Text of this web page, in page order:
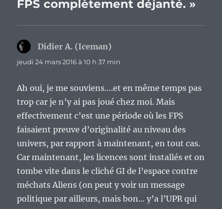
FPS complètement déjanté. »
Didier A. (Iceman)
jeudi 24 mars 2016 à 10 h 37 min
Ah oui, je me souviens….et en même temps pas
trop car je n’y ai pas joué chez moi. Mais
effectivement c’est une période où les FPS
faisaient preuve d’originalité au niveau des
univers, par rapport à maintenant, en tout cas.
Car maintenant, les licences sont installés et on
tombe vite dans le cliché GI de l’espace contre
méchats Aliens (on peut y voir un message
politique par ailleurs, mais bon… y’a l’UPR qui